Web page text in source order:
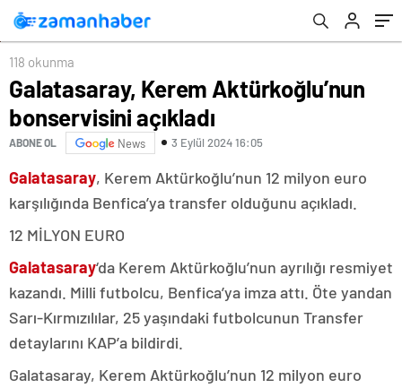
118 okunma
Galatasaray, Kerem Aktürkoğlu’nun
bonservisini açıkladı
ABONE OL News 3 Eylül 2024 16:05
Galatasaray, Kerem Aktürkoğlu’nun 12 milyon euro
karşılığında Benfica’ya transfer olduğunu açıkladı.
12 MİLYON EURO
Galatasaray‘da Kerem Aktürkoğlu’nun ayrılığı resmiyet
kazandı. Milli futbolcu, Benfica’ya imza attı. Öte yandan
Sarı-Kırmızılılar, 25 yaşındaki futbolcunun Transfer
detaylarını KAP’a bildirdi.
Galatasaray, Kerem Aktürkoğlu’nun 12 milyon euro